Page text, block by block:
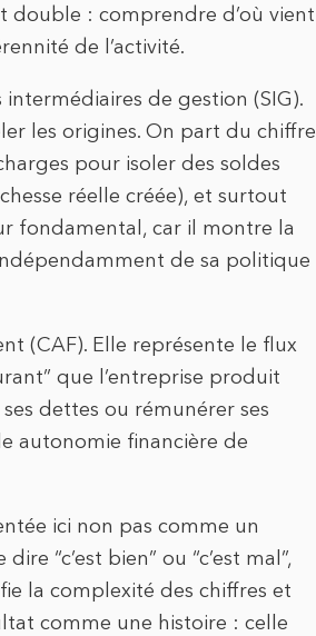
double : comprendre d’où vient
de l’activité.
de gestion (SIG).
les origines. On part du chiffre
pour isoler des soldes
réelle créée), et surtout
fondamental, car il montre la
de sa politique
(CAF). Elle représente le flux
que l’entreprise produit
dettes ou rémunérer ses
autonomie financière de
ici non pas comme un
“c’est bien” ou “c’est mal”,
la complexité des chiffres et
comme une histoire : celle